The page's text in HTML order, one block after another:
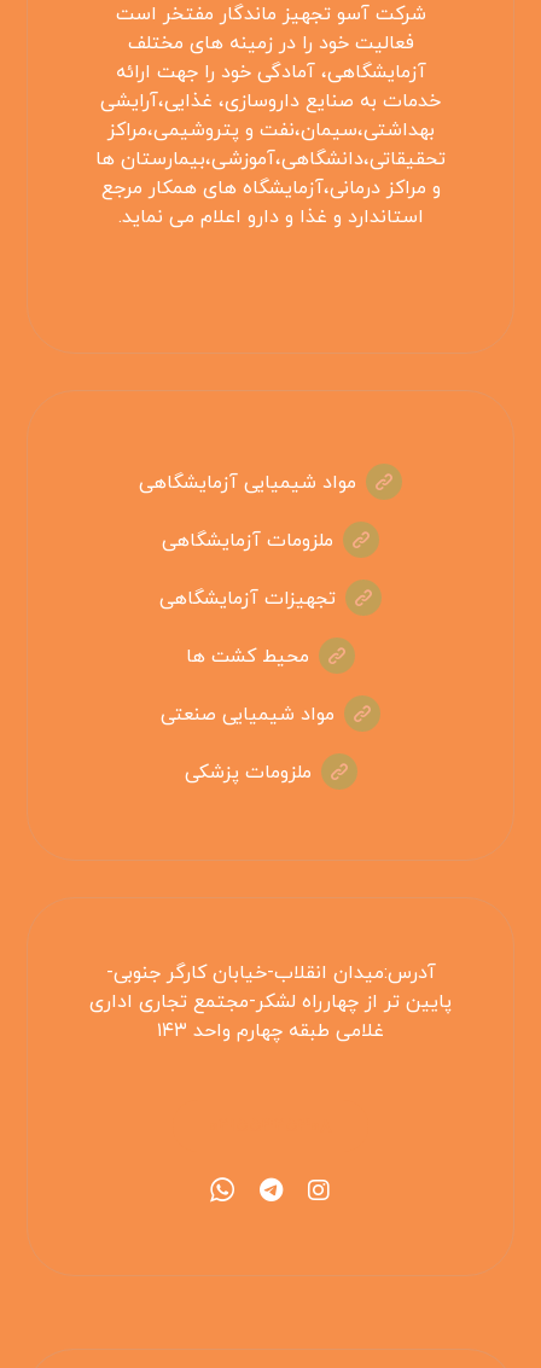
شرکت آسو تجهیز ماندگار مفتخر است
فعالیت خود را در زمینه های مختلف
آزمایشگاهی، آمادگی خود را جهت ارائه
خدمات به صنایع داروسازی، غذایی،آرایشی
بهداشتی،سیمان،نفت و پتروشیمی،مراکز
تحقیقاتی،دانشگاهی،آموزشی،بیمارستان ها
و مراکز درمانی،آزمایشگاه های همکار مرجع
استاندارد و غذا و دارو اعلام می نماید.
مواد شیمیایی آزمایشگاهی
ملزومات آزمایشگاهی
تجهیزات آزمایشگاهی
محیط کشت ها
مواد شیمیایی صنعتی
ملزومات پزشکی
آدرس:میدان انقلاب-خیابان کارگر جنوبی-
پایین تر از چهارراه لشکر-مجتمع تجاری اداری
غلامی طبقه چهارم واحد ۱۴۳